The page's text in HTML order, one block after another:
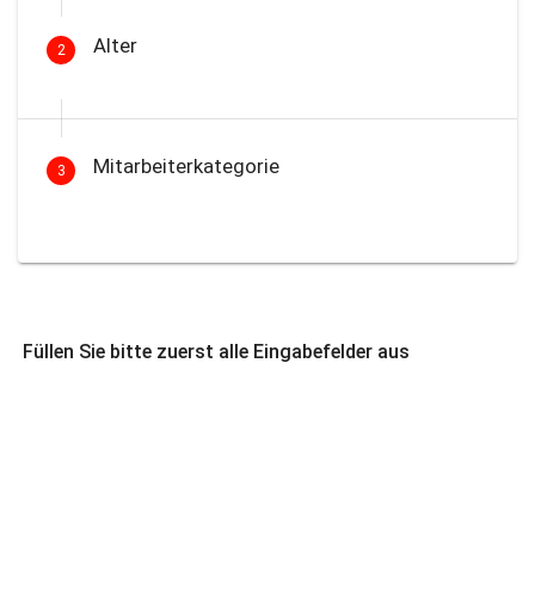
2 Alter
3 Mitarbeiterkategorie
Füllen Sie bitte zuerst alle Eingabefelder aus